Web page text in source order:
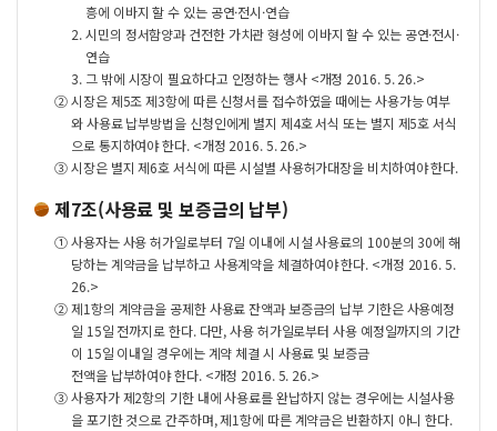
흥에 이바지 할 수 있는 공연·전시·연습
2.시민의 정서함양과 건전한 가치관 형성에 이바지 할 수 있는 공연·전시·
연습
3. 그 밖에 시장이 필요하다고 인정하는 행사 <개정 2016. 5. 26.>
②시장은 제5조 제3항에 따른 신청서를 접수하였을 때에는 사용가능 여부
와 사용료 납부방법을 신청인에게 별지 제4호 서식 또는 별지 제5호 서식
으로 통지하여야 한다. <개정 2016. 5. 26.>
③시장은 별지 제6호 서식에 따른 시설별 사용허가대장을 비치하여야 한다.
제7조(사용료 및 보증금의 납부)
①사용자는 사용 허가일로부터 7일 이내에 시설 사용료의 100분의 30에 해
당하는 계약금을 납부하고 사용계약을 체결하여야 한다. <개정 2016. 5.
26.>
②제1항의 계약금을 공제한 사용료 잔액과 보증금의 납부 기한은 사용예정
일 15일 전까지로 한다. 다만, 사용 허가일로부터 사용 예정일까지의 기간
이 15일 이내일 경우에는 계약 체결 시 사용료 및 보증금
전액을 납부하여야 한다. <개정 2016. 5. 26.>
③사용자가 제2항의 기한 내에 사용료를 완납하지 않는 경우에는 시설사용
을 포기한 것으로 간주하며, 제1항에 따른 계약금은 반환하지 아니 한다.